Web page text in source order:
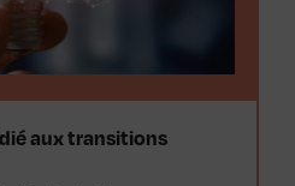
aux transitions